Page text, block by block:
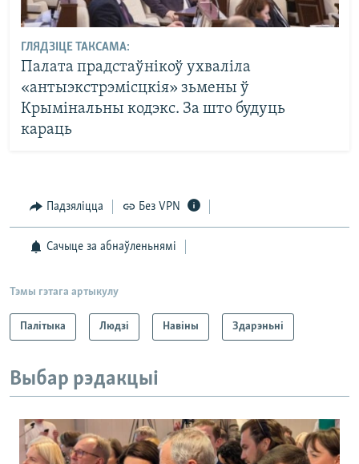
ГЛЯДЗІЦЕ ТАКСАМА:
Палата прадстаўнікоў ухваліла
«антыэкстрэмісцкія» зьмены ў
Крымінальны кодэкс. За што будуць
караць
Падзяліцца Без VPN
Сачыце за абнаўленьнямі
Тэмы гэтага артыкулу
Палітыка Людзі Навіны Здарэньні
Выбар рэдакцыі